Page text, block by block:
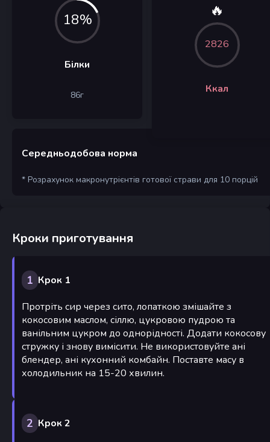
18%
Білки
86г
🔥
2826
Ккал
Середньодобова норма
* Розрахунок макронутрієнтів готової страви для 10 порцій
Кроки приготування
1 Крок 1
Протріть сир через сито, лопаткою змішайте з
кокосовим маслом, сіллю, цукровою пудрою та
ванільним цукром до однорідності. Додати кокосову
стружку і знову вимісити. Не використовуйте ані
блендер, ані кухонний комбайн. Поставте масу в
холодильник на 15-20 хвилин.
2 Крок 2